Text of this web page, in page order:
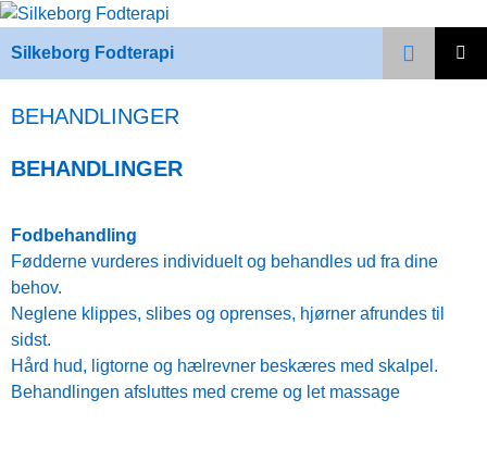
Hop
indhold
Silkeborg Fodterapi
BEHANDLINGER
BEHANDLINGER
Fodbehandling
Fødderne vurderes individuelt og behandles ud fra dine
behov.
Neglene klippes, slibes og oprenses, hjørner afrundes til
sidst.
Hård hud, ligtorne og hælrevner beskæres med skalpel.
Behandlingen afsluttes med creme og let massage